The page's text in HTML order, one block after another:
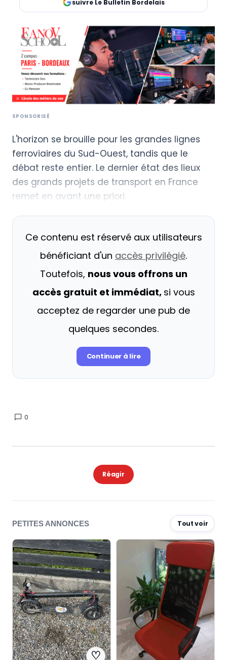
suivre Le Bulletin Bordelais
L'horizon se brouille pour les grandes lignes
ferroviaires du Sud-Ouest, tandis que le
débat reste entier. Le dernier état des lieux
des grands projets de transport en France
remet en avant une priori
Ce contenu est réservé aux utilisateurs
bénéficiant d'un accès privilégié.
Toutefois, nous vous offrons un
accès gratuit et immédiat, si vous
acceptez de regarder une pub de
quelques secondes.
Continuer à lire
0
Réagir
PETITES ANNONCES Tout voir
♡